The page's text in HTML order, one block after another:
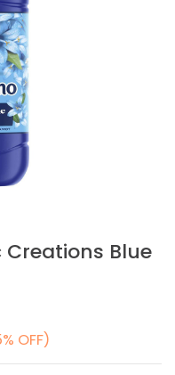
Blue
OFF)